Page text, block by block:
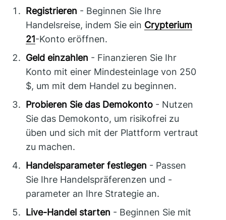
Registrieren - Beginnen Sie Ihre
Handelsreise, indem Sie ein Crypterium
21-Konto eröffnen.
Geld einzahlen - Finanzieren Sie Ihr
Konto mit einer Mindesteinlage von 250
$, um mit dem Handel zu beginnen.
Probieren Sie das Demokonto - Nutzen
Sie das Demokonto, um risikofrei zu
üben und sich mit der Plattform vertraut
zu machen.
Handelsparameter festlegen - Passen
Sie Ihre Handelspräferenzen und -
parameter an Ihre Strategie an.
Live-Handel starten - Beginnen Sie mit